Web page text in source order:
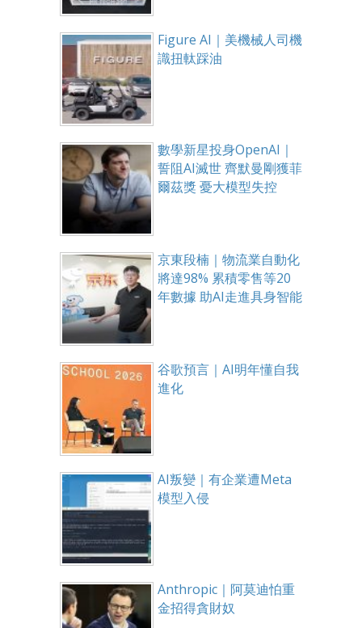
Figure AI｜美機械人司機
識扭軚踩油
數學新星投身OpenAI｜
誓阻AI滅世 齊默曼剛獲菲
爾茲獎 憂大模型失控
京東段楠｜物流業自動化
將達98% 累積零售等20
年數據 助AI走進具身智能
谷歌預言｜AI明年懂自我
進化
AI叛變｜有企業遭Meta
模型入侵
Anthropic｜阿莫迪怕重
金招得貪財奴